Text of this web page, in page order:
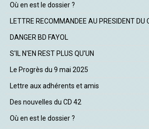
Où en est le dossier ?
LETTRE RECOMMANDEE AU PRESIDENT DU
DANGER BD FAYOL
S'IL N'EN REST PLUS QU'UN
Le Progrès du 9 mai 2025
Lettre aux adhérents et amis
Des nouvelles du CD 42
Où en est le dossier ?